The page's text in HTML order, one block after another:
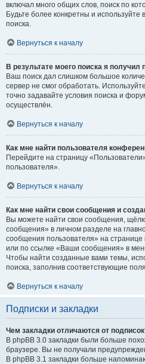
включал много общих слов, поиск по
Будьте более конкретны и
поиска.
Вернуться к началу
В результате моего поиска я получил
Ваш поиск дал слишком большое
сервер не смог обработать.
точно задавайте условия поиска и
осуществлён.
Вернуться к началу
Как мне найти пользователя
Перейдите на страницу
пользователя».
Вернуться к началу
Как мне найти свои сообщения и
Вы можете найти свои сообщения,
сообщения» в личном разделе на
сообщения пользователя» на
или по ссылке «Ваши сообщения» в
Чтобы найти созданные вами темы,
поиска, заполнив соответствующие
Вернуться к началу
Подписки и закладки
Чем закладки отличаются от
В phpBB 3.0 закладки были больше
браузере. Вы не получали
В phpBB 3.1 закладки больше